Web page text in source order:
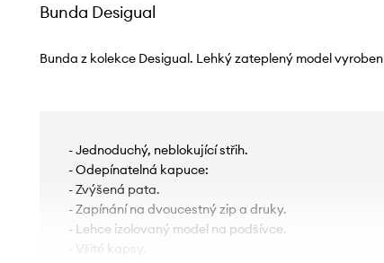
Bunda Desigual
Bunda z kolekce Desigual. Lehký zateplený model
- Jednoduchý, neblokující střih.
- Odepínatelná kapuce:
- Zvýšená pata.
- Zapínání na dvoucestný zip a druky.
- Lehce izolovaný model na podšívce.
- Všité kapsy.